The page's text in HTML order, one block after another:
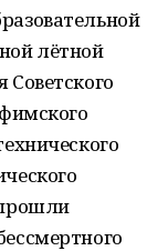
лётной